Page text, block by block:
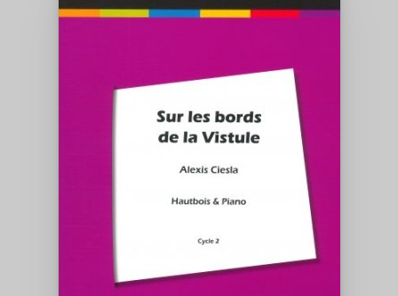
Vidéos
Recherche
Présentation
Agenda